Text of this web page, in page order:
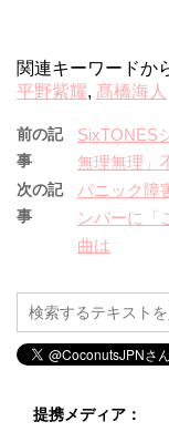
関連キーワードか
平野紫耀, 髙橋海人
前の記
事
SixTONES
無理無理」
次の記
事
パニック障
ンバーに「
曲は
提携メディア：